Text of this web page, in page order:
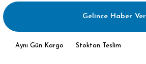
Gelince Haber Ver
Aynı Gün Kargo Stoktan Teslim